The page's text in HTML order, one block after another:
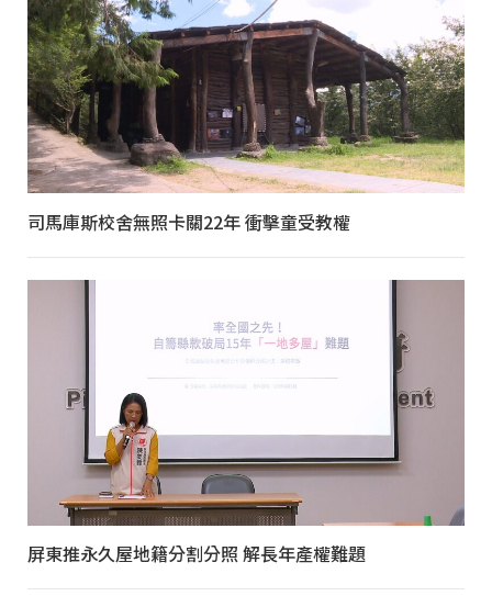
司馬庫斯校舍無照卡關22年 衝擊童受教權
屏東推永久屋地籍分割分照 解長年產權難題